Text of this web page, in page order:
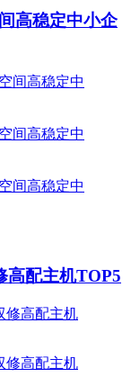
高稳定中小企
高配主机TOP5